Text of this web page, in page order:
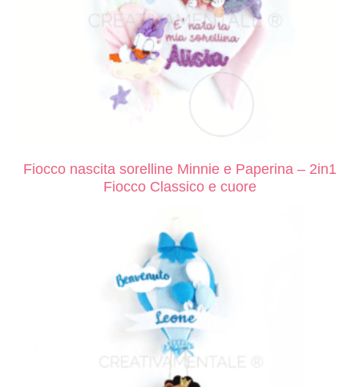
Fiocco nascita sorelline Minnie e Paperina – 2in1
Fiocco Classico e cuore